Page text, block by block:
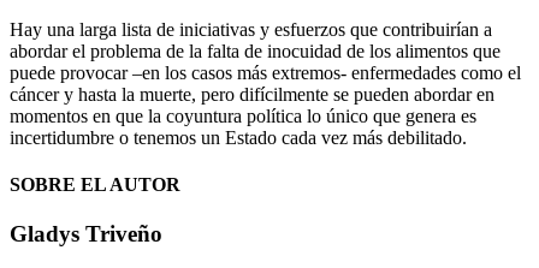
Hay una larga lista de iniciativas y esfuerzos que contribuirían a
abordar el problema de la falta de inocuidad de los alimentos que
puede provocar –en los casos más extremos- enfermedades como el
cáncer y hasta la muerte, pero difícilmente se pueden abordar en
momentos en que la coyuntura política lo único que genera es
incertidumbre o tenemos un Estado cada vez más debilitado.
SOBRE EL AUTOR
Gladys Triveño